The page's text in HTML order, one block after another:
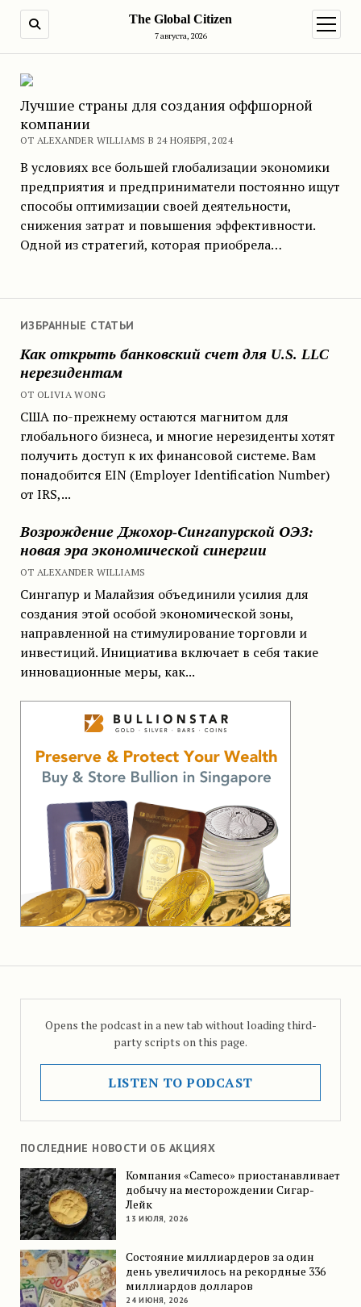
The Global Citizen
7 августа, 2026
ИЗБРАННЫЕ СТАТЬИ
Как открыть банковский счет для U.S. LLC
нерезидентам
ОТ OLIVIA WONG
США по-прежнему остаются магнитом для
глобального бизнеса, и многие нерезиденты хотят
получить доступ к их финансовой системе. Вам
понадобится EIN (Employer Identification Number)
от IRS,...
Возрождение Джохор-Сингапурской ОЭЗ:
новая эра экономической синергии
ОТ ALEXANDER WILLIAMS
Сингапур и Малайзия объединили усилия для
создания этой особой экономической зоны,
направленной на стимулирование торговли и
инвестиций. Инициатива включает в себя такие
инновационные меры, как...
Лучшие страны для создания оффшорной
компании
ОТ ALEXANDER WILLIAMS В 24 НОЯБРЯ, 2024
В условиях все большей глобализации экономики
предприятия и предприниматели постоянно ищут
способы оптимизации своей деятельности,
снижения затрат и повышения эффективности.
Одной из стратегий, которая приобрела…
Opens the podcast in a new tab without loading third-
party scripts on this page.
LISTEN TO PODCAST
ПОСЛЕДНИЕ НОВОСТИ ОБ АКЦИЯХ
Компания «Cameco» приостанавливает
добычу на месторождении Сигар-
Лейк
13 ИЮЛЯ, 2026
Состояние миллиардеров за один
день увеличилось на рекордные 336
миллиардов долларов
24 ИЮНЯ, 2026